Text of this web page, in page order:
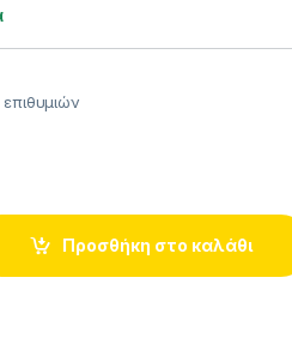
Για Mercedes-Benz S-
Προσθήκη στο καλάθι